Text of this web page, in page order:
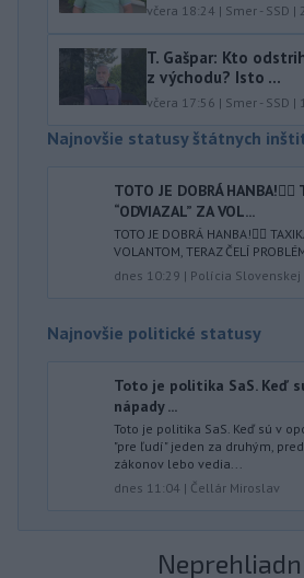
včera 18:24 | Smer - SSD |
T. Gašpar: Kto
z východu? Isto ...
včera 17:56 | Smer - SSD |
Najnovšie statusy štátnych
TOTO JE DOBRÁ HANBA!🤦‍♂️
“ODVIAZAL” ZA VOL...
TOTO JE DOBRÁ HANBA!🤦‍♂️
VOLANTOM, TERAZ ČELÍ
dnes 10:29 | Polícia
Najnovšie politické statusy
Toto je politika SaS. Keď
nápady ...
Toto je politika SaS. Keď sú v
"pre ľudí" jeden za druhým,
zákonov lebo vedia...
dnes 11:04 | Čellár Miroslav